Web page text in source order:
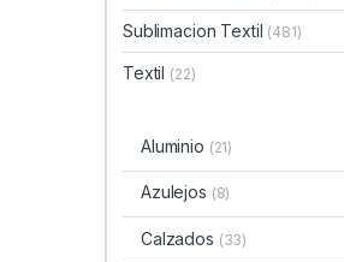
Sublimacion Textil (481)
Textil (22)
Aluminio (21)
Azulejos (8)
Calzados (33)